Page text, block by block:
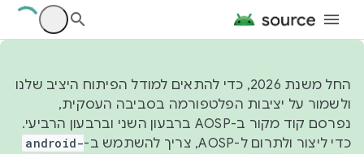
החל משנת 2026, כדי להתאים למודל הפיתוח היציב שלנו
ולשמור על יציבות הפלטפורמה בסביבה העסקית,
נפרסם קוד מקור ב-AOSP ברבעון השני וברבעון הרביעי.
כדי ליצור ולתרום ל-AOSP, צריך להשתמש ב-
android-